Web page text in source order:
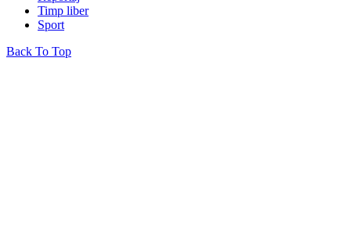
Timp liber
Sport
Back To Top